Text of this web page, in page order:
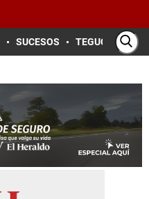
SUCESOS TEGUCIGALPA